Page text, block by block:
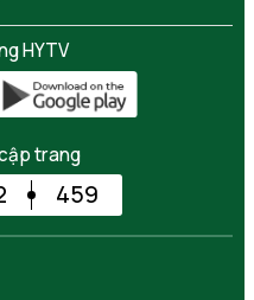
HYTV
trang
459